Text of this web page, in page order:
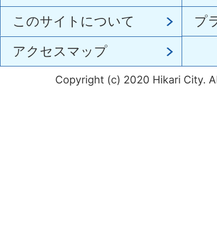
このサイトについて
プ
アクセスマップ
Copyright (c) 2020 Hikari City.